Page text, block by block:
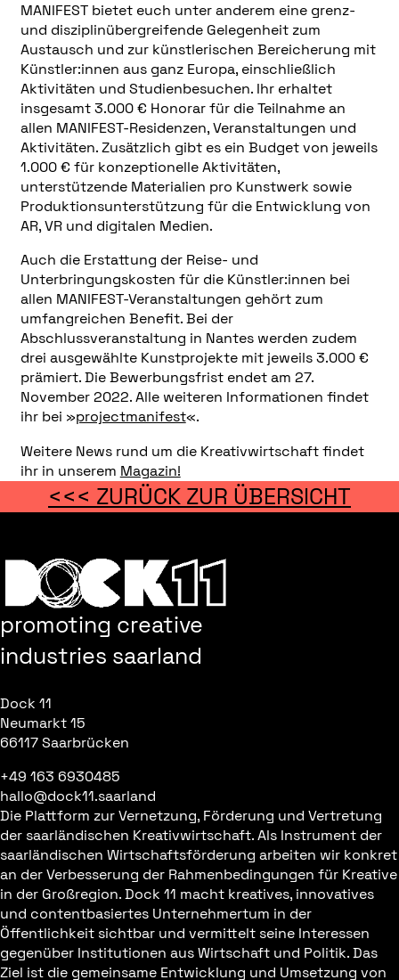
MANIFEST bietet euch unter anderem eine grenz-
und disziplinübergreifende Gelegenheit zum
Austausch und zur künstlerischen Bereicherung mit
Künstler:innen aus ganz Europa, einschließlich
Aktivitäten und Studienbesuchen. Ihr erhaltet
insgesamt 3.000 € Honorar für die Teilnahme an
allen MANIFEST-Residenzen, Veranstaltungen und
Aktivitäten. Zusätzlich gibt es ein Budget von jeweils
1.000 € für konzeptionelle Aktivitäten,
unterstützende Materialien pro Kunstwerk sowie
Produktionsunterstützung für die Entwicklung von
AR, VR und digitalen Medien.
Auch die Erstattung der Reise- und
Unterbringungskosten für die Künstler:innen bei
allen MANIFEST-Veranstaltungen gehört zum
umfangreichen Benefit. Bei der
Abschlussveranstaltung in Nantes werden zudem
drei ausgewählte Kunstprojekte mit jeweils 3.000 €
prämiert. Die Bewerbungsfrist endet am 27.
November 2022. Alle weiteren Informationen findet
ihr bei »projectmanifest«.
Weitere News rund um die Kreativwirtschaft findet
ihr in unserem Magazin!
<<< ZURÜCK ZUR ÜBERSICHT
promoting creative
industries saarland
Dock 11
Neumarkt 15
66117 Saarbrücken
+49 163 6930485
hallo@dock11.saarland
Die Plattform zur Vernetzung, Förderung und Vertretung
der saarländischen Kreativwirtschaft. Als Instrument der
saarländischen Wirtschaftsförderung arbeiten wir konkret
an der Verbesserung der Rahmenbedingungen für Kreative
in der Großregion. Dock 11 macht kreatives, innovatives
und contentbasiertes Unternehmertum in der
Öffentlichkeit sichtbar und vermittelt seine Interessen
gegenüber Institutionen aus Wirtschaft und Politik. Das
Ziel ist die gemeinsame Entwicklung und Umsetzung von